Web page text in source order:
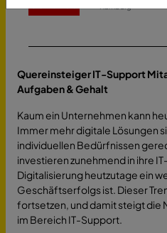
Quereinsteiger IT-Support
Aufgaben & Gehalt
Kaum ein Unternehmen kann
Immer mehr digitale Lösungen
individuellen Bedürfnissen
investieren zunehmend in ihre
Digitalisierung heutzutage ein
Geschäftserfolgs ist. Dieser
fortsetzen, und damit steigt die
im Bereich IT-Support.